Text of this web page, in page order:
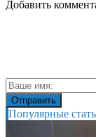
Добавить
Популярные